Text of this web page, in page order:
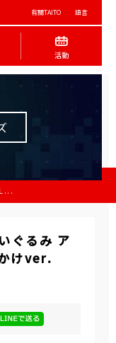
有關TAITO 語言
活動
ぐるみ ア
けver.